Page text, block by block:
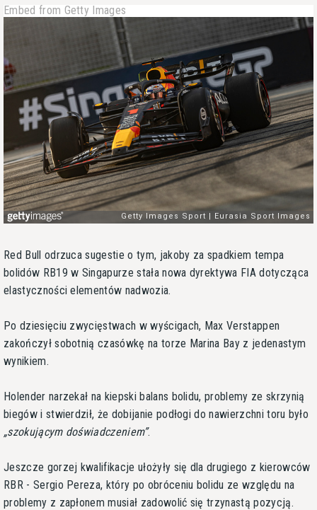
Embed from Getty Images
Red Bull odrzuca sugestie o tym, jakoby za spadkiem tempa
bolidów RB19 w Singapurze stała nowa dyrektywa FIA dotycząca
elastyczności elementów nadwozia.
Po dziesięciu zwycięstwach w wyścigach, Max Verstappen
zakończył sobotnią czasówkę na torze Marina Bay z jedenastym
wynikiem.
Holender narzekał na kiepski balans bolidu, problemy ze skrzynią
biegów i stwierdził, że dobijanie podłogi do nawierzchni toru było
szokującym doświadczeniem .
Jeszcze gorzej kwalifikacje ułożyły się dla drugiego z kierowców
RBR - Sergio Pereza, który po obróceniu bolidu ze względu na
problemy z zapłonem musiał zadowolić się trzynastą pozycją.